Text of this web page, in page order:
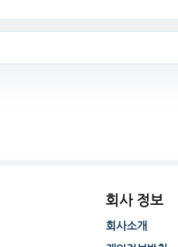
회사 정보
회사소개